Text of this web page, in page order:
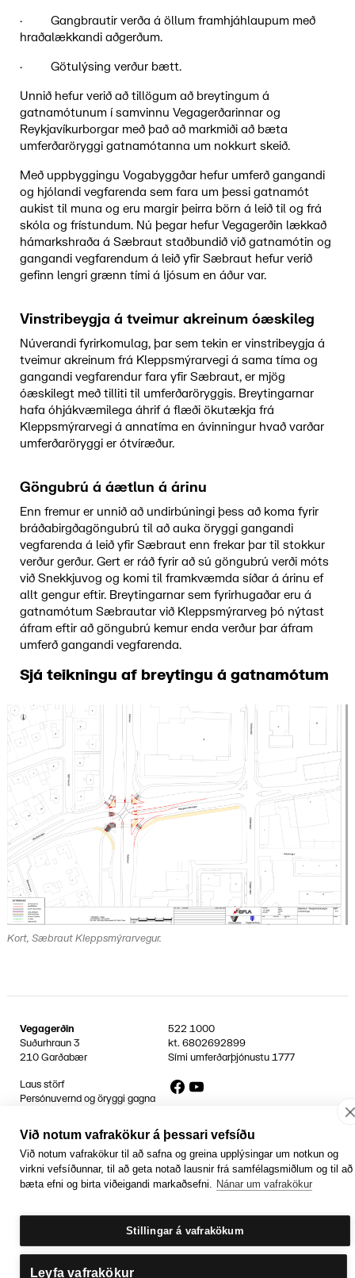
· Gangbrautir verða á öllum framhjáhlaupum með
hraðalækkandi aðgerðum.
· Götulýsing verður bætt.
Unnið hefur verið að tillögum að breytingum á
gatnamótunum í samvinnu Vegagerðarinnar og
Reykjavíkurborgar með það að markmiði að bæta
umferðaröryggi gatnamótanna um nokkurt skeið.
Með uppbyggingu Vogabyggðar hefur umferð gangandi
og hjólandi vegfarenda sem fara um þessi gatnamót
aukist til muna og eru margir þeirra börn á leið til og frá
skóla og frístundum. Nú þegar hefur Vegagerðin lækkað
hámarkshraða á Sæbraut staðbundið við gatnamótin og
gangandi vegfarendum á leið yfir Sæbraut hefur verið
gefinn lengri grænn tími á ljósum en áður var.
Vinstribeygja á tveimur akreinum óæskileg
Núverandi fyrirkomulag, þar sem tekin er vinstribeygja á
tveimur akreinum frá Kleppsmýrarvegi á sama tíma og
gangandi vegfarendur fara yfir Sæbraut, er mjög
óæskilegt með tilliti til umferðaröryggis. Breytingarnar
hafa óhjákvæmilega áhrif á flæði ökutækja frá
Kleppsmýrarvegi á annatíma en ávinningur hvað varðar
umferðaröryggi er ótvíræður.
Göngubrú á áætlun á árinu
Enn fremur er unnið að undirbúningi þess að koma fyrir
bráðabirgðagöngubrú til að auka öryggi gangandi
vegfarenda á leið yfir Sæbraut enn frekar þar til stokkur
verður gerður. Gert er ráð fyrir að sú göngubrú verði móts
við Snekkjuvog og komi til framkvæmda síðar á árinu ef
allt gengur eftir. Breytingarnar sem fyrirhugaðar eru á
gatnamótum Sæbrautar við Kleppsmýrarveg þó nýtast
áfram eftir að göngubrú kemur enda verður þar áfram
umferð gangandi vegfarenda.
Sjá teikningu af breytingu á gatnamótum
Kort, Sæbraut Kleppsmýrarvegur.
Vegagerðin
Suðurhraun 3
210 Garðabær
522 1000
kt.6802692899
Sími umferðarþjónustu1777
Laus störf
Persónuvernd og öryggi gagna
Rafrænir reikningar
FacebookYouTube
Jafnlaunavottun
Græn Skref
Við notum vafrakökur á þessari vefsíðu
Við notum vafrakökur til að safna og greina upplýsingar um notkun og
virkni vefsíðunnar, til að geta notað lausnir frá samfélagsmiðlum og til að
bæta efni og birta viðeigandi markaðsefni. Nánar um vafrakökur
Stillingar á vafrakökum
Leyfa vafrakökur